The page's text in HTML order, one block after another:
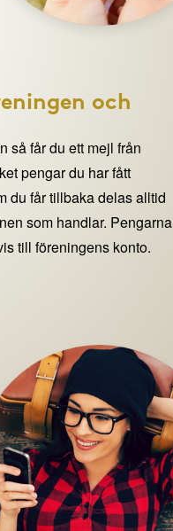
och
så får du ett mejl från
pengar du har fått
du får tillbaka delas alltid
som handlar. Pengarna
till föreningens konto.